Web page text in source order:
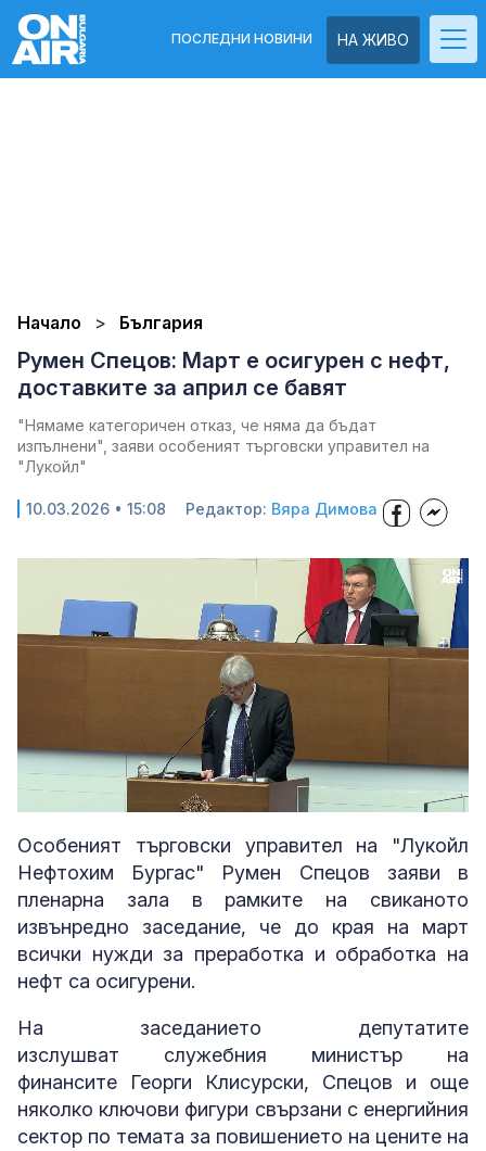
НА ЖИВО
ПОСЛЕДНИ НОВИНИ
Начало България
Румен Спецов: Март е осигурен с нефт,
доставките за април се бавят
"Нямаме категоричен отказ, че няма да бъдат
изпълнени", заяви особеният търговски управител на
"Лукойл"
10.03.2026 • 15:08 Редактор: Вяра Димова
Loaded
43.99%
Особеният търговски управител на "Лукойл
Нефтохим Бургас" Румен Спецов заяви в
пленарна зала в рамките на свиканото
извънредно заседание, че до края на март
всички нужди за преработка и обработка на
нефт са осигурени.
На заседанието депутатите
изслушват служебния министър на
финансите Георги Клисурски, Спецов и още
няколко ключови фигури свързани с енергийния
сектор по темата за повишението на цените на